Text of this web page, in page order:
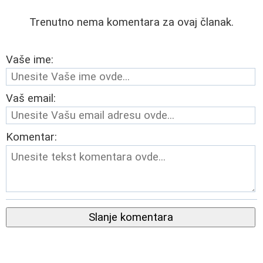
Trenutno nema komentara za ovaj članak.
Vaše ime:
Vaš email:
Komentar:
Slanje komentara